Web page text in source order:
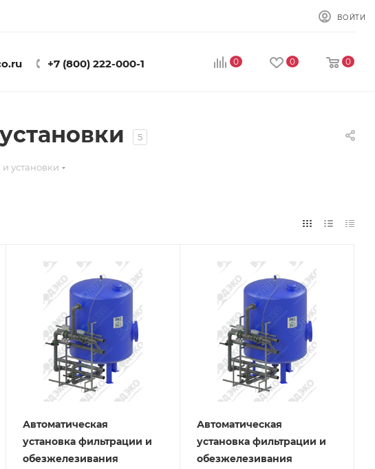
ВОЙТИ
+7 (800) 222-000-1 0 0 0
5
установки
Автоматическая
установка фильтрации и
обезжелезивания
Автоматическая
установка фильтрации и
обезжелезивания